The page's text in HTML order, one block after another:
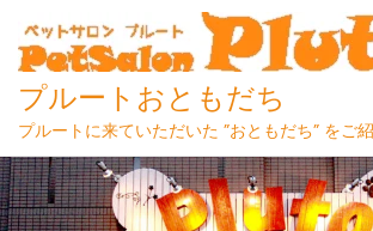
Skip
to
content
プルートおともだち
プルートに来ていただいた ”おともだち” をご